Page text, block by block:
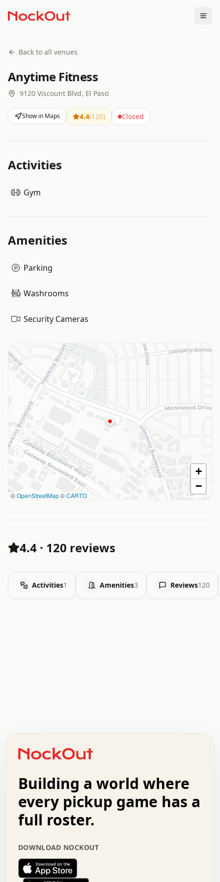
Back to all venues
Anytime Fitness
9120 Viscount Blvd, El Paso
Show in Maps 4.4(120) Closed
Activities
Gym
Amenities
Parking
Washrooms
Security Cameras
©OpenStreetMap©CARTO
+
−
4.4 · 120 reviews
Activities1 Amenities3 Reviews120
+   .   .   .   .   .   .   .   .   .   +   .   .
.   .   .   .   .   .   .   .   .   .   .   :   .
.   .   .   .   +   .   .   .   .   .   .   .   +
.   :   .   .   .   .   .   .   .   .   o   .   .
.   .   x   .   .   .   .   .   .   :   .   .   o
.   .   .   .   :   .   .   .   .   o   .   .   .
.   .   .   .   .   .   .   :   .   .   .   .   .
.   .   .   .   .   .   .   +   .   .   x   .   .
.   .   .   .   .   :   +   .   .   .   .   .   o
.   .   .   .   .   .   .   .   .   .   .   .   .
Building a world where
every pickup game has a
full roster.
DOWNLOAD NOCKOUT